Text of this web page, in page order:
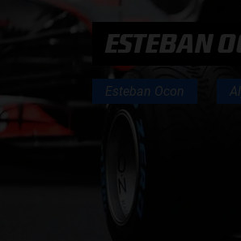
ESTEBAN
Esteban Ocon
PODCASTS
HOE TE BELUISTEREN?
PODCAST